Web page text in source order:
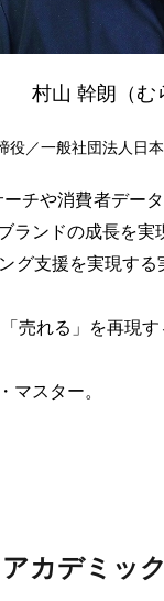
村山 幹朗（む
／一般社団法人日
チや消費者デー
ンドの成長を実
グ支援を実現す
売れる」を再現
マスター。
アカデミッ